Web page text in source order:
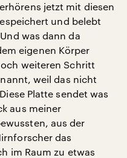
jetzt mit diesen
und belebt
was dann da
eigenen Körper
weiteren Schritt
weil das nicht
Platte sendet was
aus meiner
aus der
das
im Raum zu etwas